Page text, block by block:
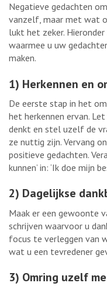
Negatieve gedachten
vanzelf, maar met wat
lukt het zeker.
waarmee u uw
maken.
1) Herkennen en
De eerste stap in het
het herkennen ervan.
denkt en stel uzelf de
ze nuttig zijn. Vervang
positieve gedachten.
kunnen’ in: ‘Ik doe mijn
2) Dagelijkse
Maak er een gewoonte
schrijven waarvoor u
focus te verleggen van
wat u een tevredener
3) Omring uzelf